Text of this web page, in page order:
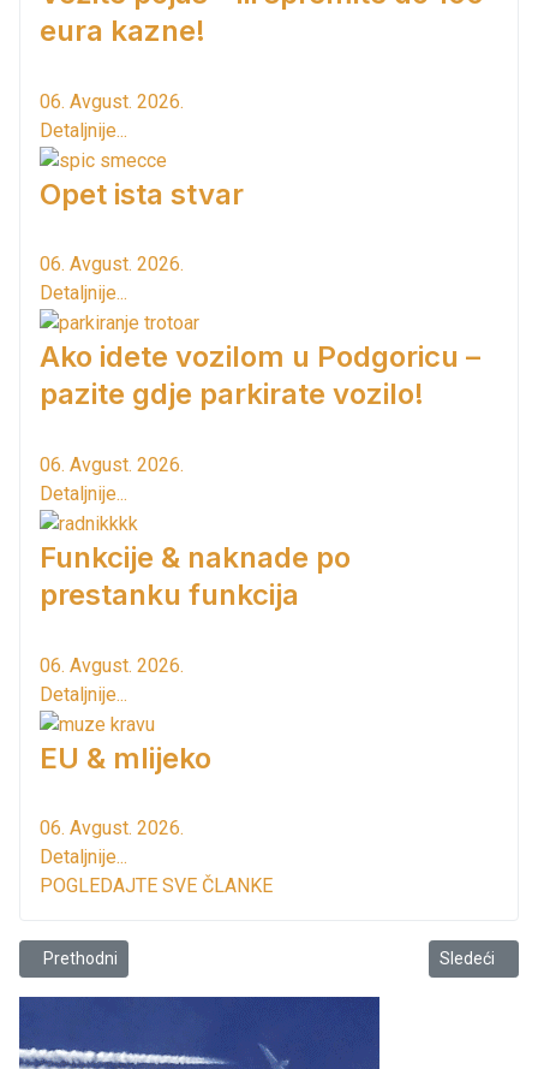
eura kazne!
06. Avgust. 2026.
Detaljnije...
Opet ista stvar
06. Avgust. 2026.
Detaljnije...
Ako idete vozilom u Podgoricu –
pazite gdje parkirate vozilo!
06. Avgust. 2026.
Detaljnije...
Funkcije & naknade po
prestanku funkcija
06. Avgust. 2026.
Detaljnije...
EU & mlijeko
06. Avgust. 2026.
Detaljnije...
POGLEDAJTE SVE ČLANKE
Prethodni članak: Prva Plava zastavica u Crnoj Gori zavijorila se
Prethodni Sledeći
Sledeći